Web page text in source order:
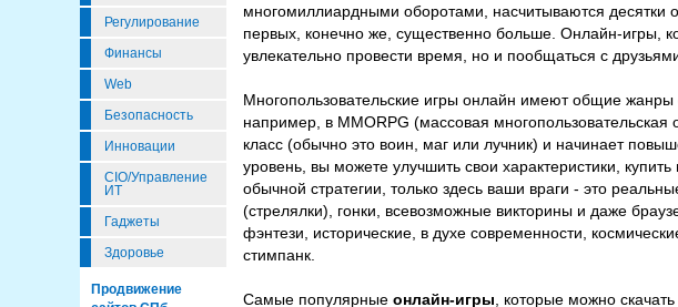
Регулирование
Финансы
Web
Безопасность
Инновации
CIO/Управление
ИТ
Гаджеты
Здоровье
Продвижение
многомиллиардными оборотами, насчитываются десятки
первых, конечно же, существенно больше. Онлайн-игры,
увлекательно провести время, но и пообщаться с
Многопользовательские игры онлайн имеют общие жанры
например, в MMORPG (массовая многопользовательская
класс (обычно это воин, маг или лучник) и начинает
уровень, вы можете улучшить свои характеристики,
обычной стратегии, только здесь ваши враги - это
(стрелялки), гонки, всевозможные викторины и даже
фэнтези, исторические, в духе современности,
стимпанк.
Самые популярные онлайн-игры , которые можно